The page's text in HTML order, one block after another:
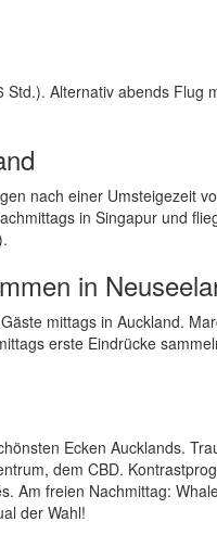
Alternativ abends Flug
nach einer Umsteigezeit
in Singapur und
in
mittags in Auckland.
erste Eindrücke
Ecken Aucklands.
dem CBD.
Am freien Nachmittag:
der Wahl!